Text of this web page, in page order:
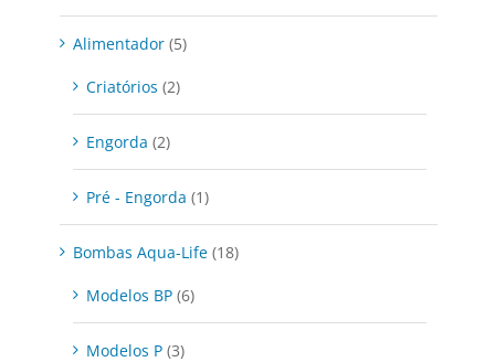
Alimentador (5)
Criatórios (2)
Engorda (2)
Pré - Engorda (1)
Bombas Aqua-Life (18)
Modelos BP (6)
Modelos P (3)